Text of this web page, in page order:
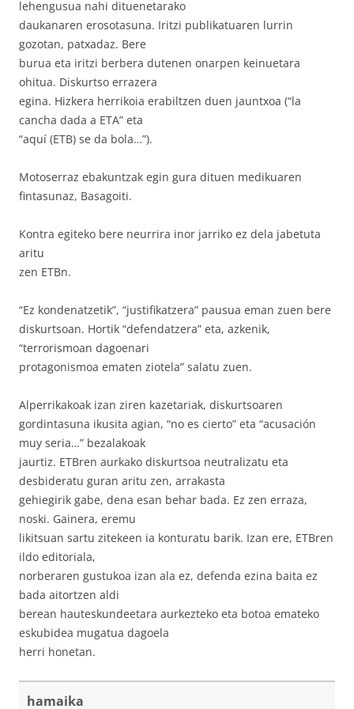
lehengusua nahi dituenetarako
daukanaren erosotasuna. Iritzi publikatuaren lurrin
gozotan, patxadaz. Bere
burua eta iritzi berbera dutenen onarpen keinuetara
ohitua. Diskurtso errazera
egina. Hizkera herrikoia erabiltzen duen jauntxoa (“la
cancha dada a ETA” eta
“aquí (ETB) se da bola…”).
Motoserraz ebakuntzak egin gura dituen medikuaren
fintasunaz, Basagoiti.
Kontra egiteko bere neurrira inor jarriko ez dela jabetuta
aritu
zen ETBn.
“Ez kondenatzetik”, “justifikatzera” pausua eman zuen bere
diskurtsoan. Hortik “defendatzera” eta, azkenik,
“terrorismoan dagoenari
protagonismoa ematen ziotela” salatu zuen.
Alperrikakoak izan ziren kazetariak, diskurtsoaren
gordintasuna ikusita agian, “no es cierto” eta “acusación
muy seria…” bezalakoak
jaurtiz. ETBren aurkako diskurtsoa neutralizatu eta
desbideratu guran aritu zen, arrakasta
gehiegirik gabe, dena esan behar bada. Ez zen erraza,
noski. Gainera, eremu
likitsuan sartu zitekeen ia konturatu barik. Izan ere, ETBren
ildo editoriala,
norberaren gustukoa izan ala ez, defenda ezina baita ez
bada aitortzen aldi
berean hauteskundeetara aurkezteko eta botoa emateko
eskubidea mugatua dagoela
herri honetan.
hamaika